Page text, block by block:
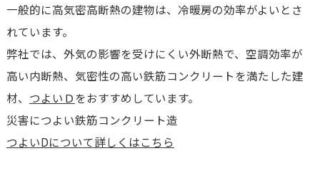
一般的に高気密高断熱の建物は、冷暖房の効率がよいとさ
れています。
弊社では、外気の影響を受けにくい外断熱で、空調効率が
高い内断熱、気密性の高い鉄筋コンクリートを満たした建
材、 つよいＤ をおすすめしています。
災害につよい鉄筋コンクリート造
つよいDについて詳しくはこちら